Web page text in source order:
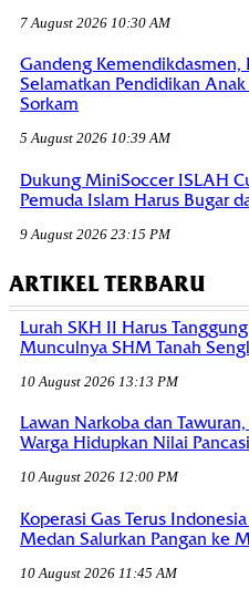
7 August 2026 10:30 AM
Gandeng Kemendikdasmen,
Selamatkan Pendidikan
Sorkam
5 August 2026 10:39 AM
Dukung MiniSoccer ISLAH
Pemuda Islam Harus Bugar
9 August 2026 23:15 PM
ARTIKEL TERBARU
Lurah SKH II Harus
Munculnya SHM Tanah
10 August 2026 13:13 PM
Lawan Narkoba dan
Warga Hidupkan Nilai
10 August 2026 12:00 PM
Koperasi Gas Terus
Medan Salurkan Pangan ke
10 August 2026 11:45 AM